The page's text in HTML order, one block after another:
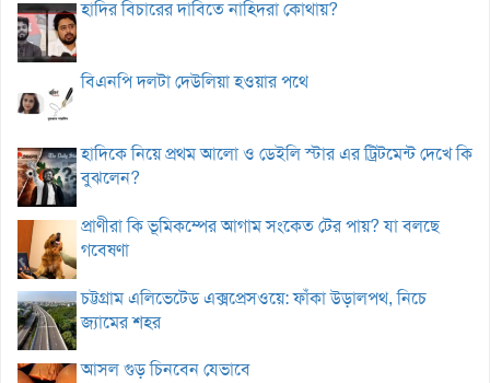
হাদির বিচারের দাবিতে নাহিদরা কোথায়?
বিএনপি দলটা দেউলিয়া হওয়ার পথে
হাদিকে নিয়ে প্রথম আলো ও ডেইলি স্টার এর ট্রিটমেন্ট দেখে কি
বুঝলেন?
প্রাণীরা কি ভূমিকম্পের আগাম সংকেত টের পায়? যা বলছে
গবেষণা
চট্টগ্রাম এলিভেটেড এক্সপ্রেসওয়ে: ফাঁকা উড়ালপথ, নিচে
জ্যামের শহর
আসল গুড় চিনবেন যেভাবে